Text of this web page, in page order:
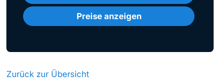
Preise anzeigen
Zurück zur Übersicht